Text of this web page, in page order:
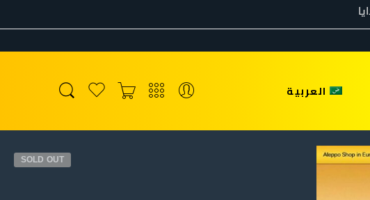
العربية
SOLD OUT